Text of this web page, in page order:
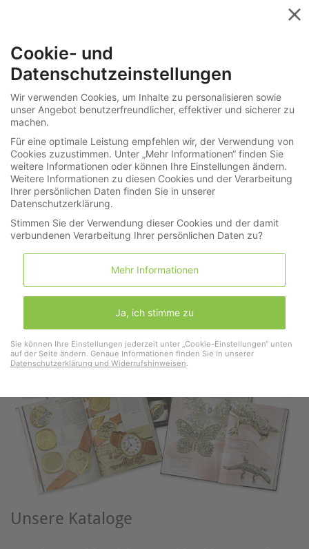
Uhren »
Uhren Zubehör
Nächste Auktion:
-
Hinweis:
Der Katalog wird ca. 3 Wochen vor der Auktion
veröffentlicht.
Unsere Kataloge
Cookie- und
Datenschutzeinstellungen
Wir verwenden Cookies, um Inhalte zu personalisieren sowie
unser Angebot benutzerfreundlicher, effektiver und sicherer zu
machen.
Für eine optimale Leistung empfehlen wir, der Verwendung von
Cookies zuzustimmen. Unter „Mehr Informationen“ finden Sie
weitere Informationen oder können Ihre Einstellungen ändern.
Weitere Informationen zu diesen Cookies und der Verarbeitung
Ihrer persönlichen Daten finden Sie in unserer
Datenschutzerklärung.
Stimmen Sie der Verwendung dieser Cookies und der damit
verbundenen Verarbeitung Ihrer persönlichen Daten zu?
Mehr Informationen
Ja, ich stimme zu
Sie können Ihre Einstellungen jederzeit unter „Cookie-Einstellungen“ unten
auf der Seite ändern. Genaue Informationen finden Sie in unserer
Datenschutzerklärung und Widerrufshinweisen.